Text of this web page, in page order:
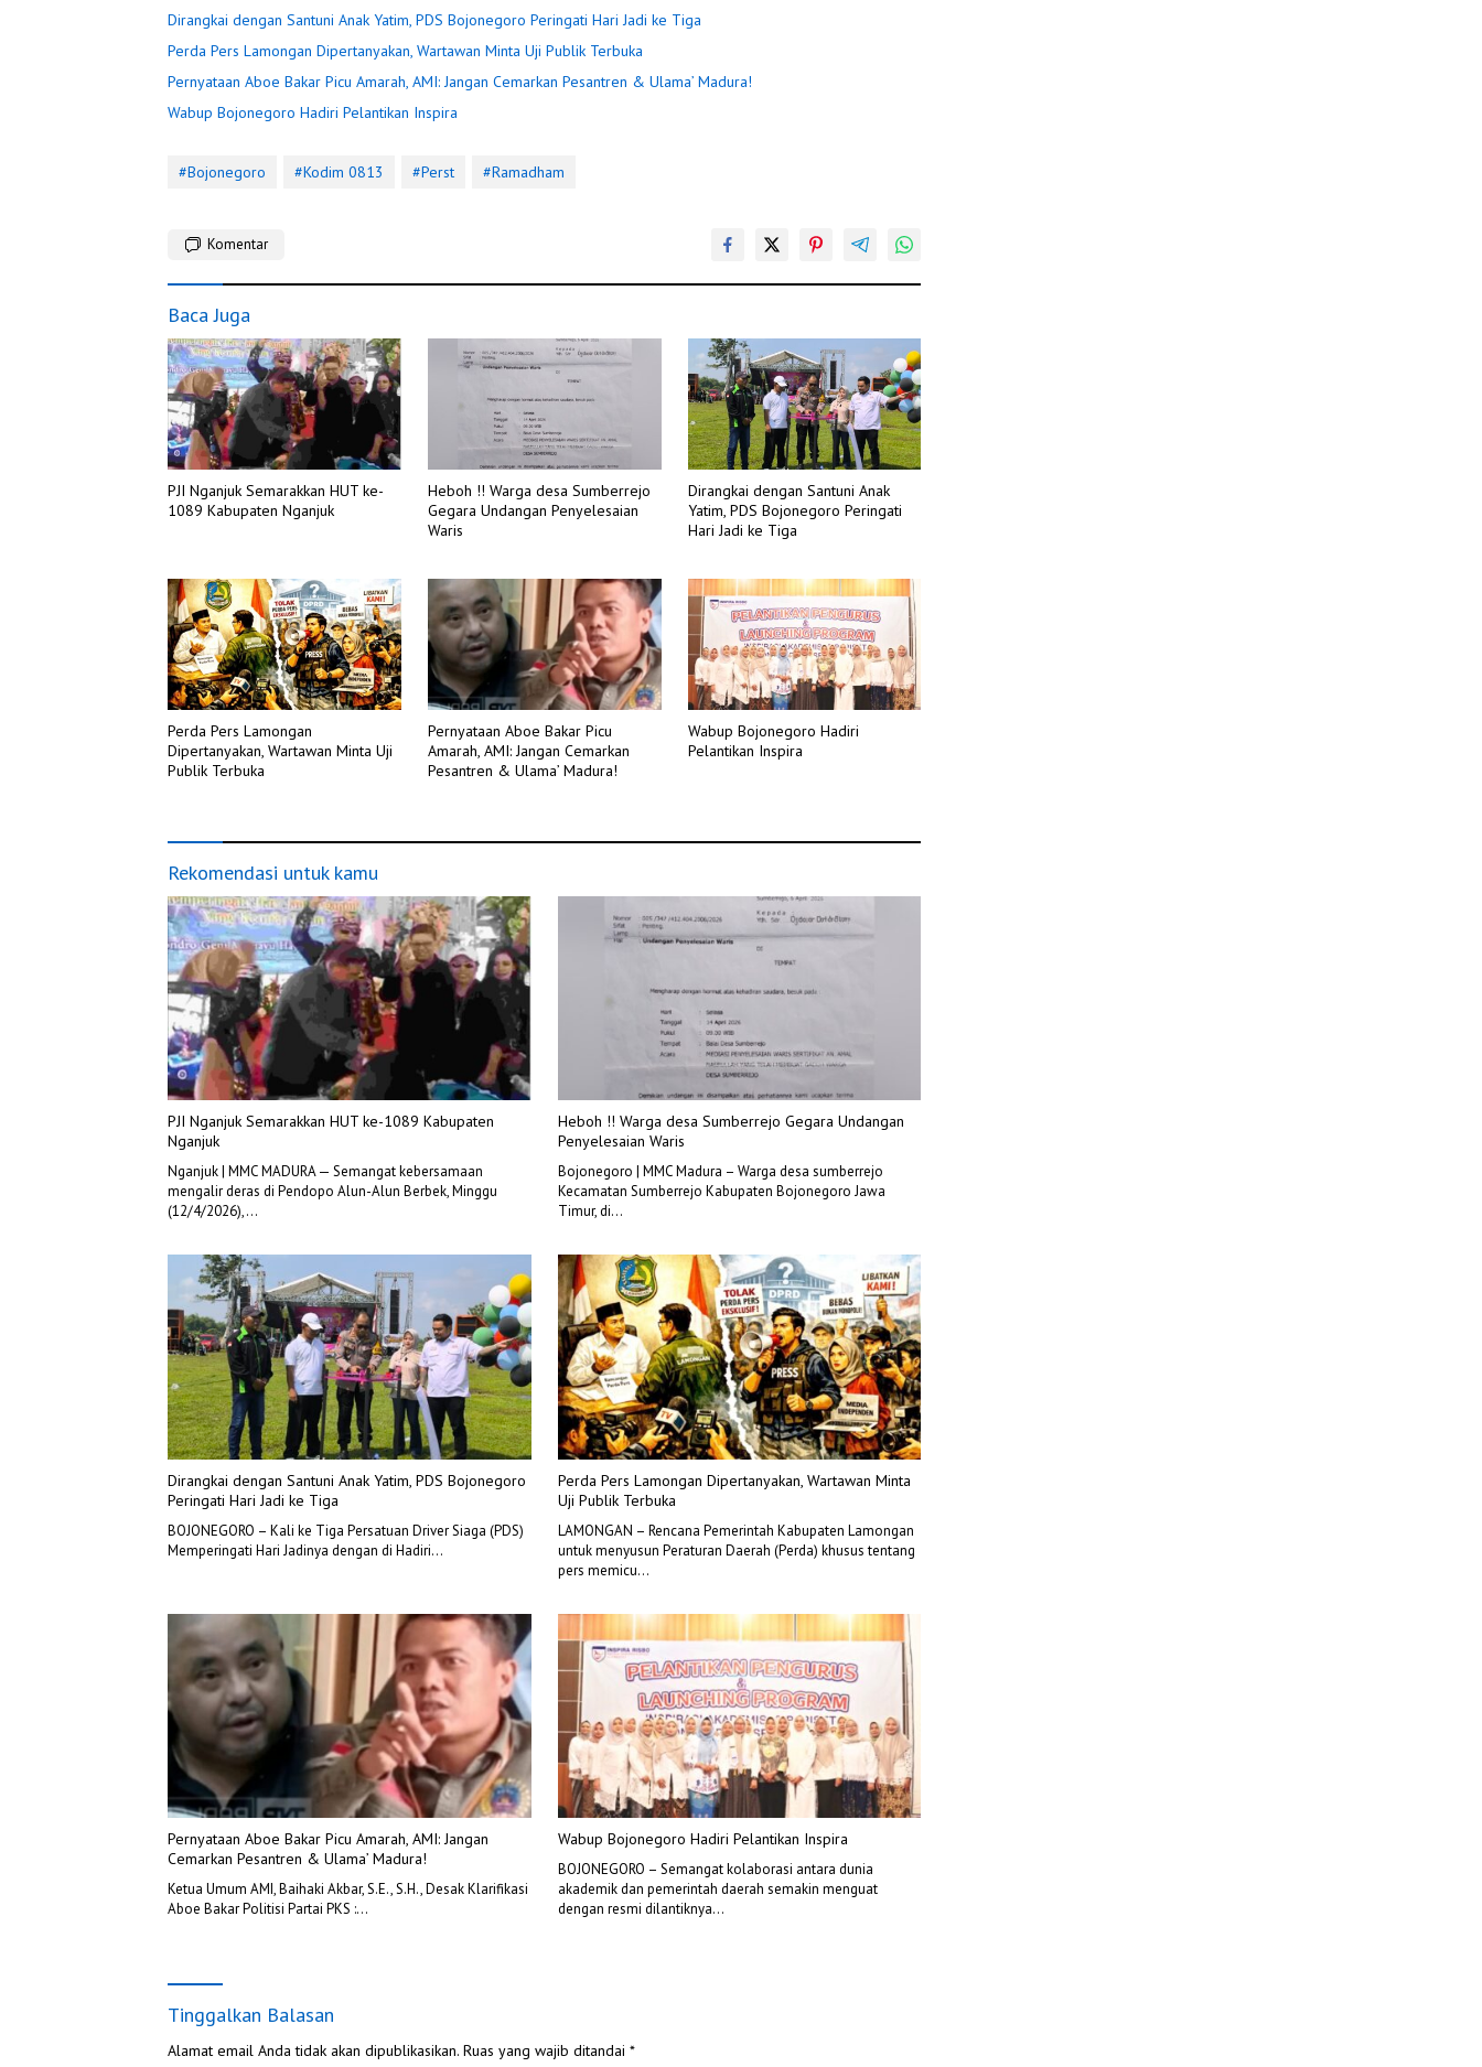
Dirangkai dengan Santuni Anak Yatim, PDS Bojonegoro Peringati Hari Jadi ke Tiga
Perda Pers Lamongan Dipertanyakan, Wartawan Minta Uji Publik Terbuka
Pernyataan Aboe Bakar Picu Amarah, AMI: Jangan Cemarkan Pesantren & Ulama’ Madura!
Wabup Bojonegoro Hadiri Pelantikan Inspira
#Bojonegoro #Kodim 0813 #Perst #Ramadham
Komentar
Baca Juga
PJI Nganjuk Semarakkan HUT ke-
1089 Kabupaten Nganjuk
Heboh !! Warga desa Sumberrejo
Gegara Undangan Penyelesaian
Waris
Dirangkai dengan Santuni Anak
Yatim, PDS Bojonegoro Peringati
Hari Jadi ke Tiga
Perda Pers Lamongan
Dipertanyakan, Wartawan Minta Uji
Publik Terbuka
Pernyataan Aboe Bakar Picu
Amarah, AMI: Jangan Cemarkan
Pesantren & Ulama’ Madura!
Wabup Bojonegoro Hadiri
Pelantikan Inspira
Rekomendasi untuk kamu
PJI Nganjuk Semarakkan HUT ke-1089 Kabupaten
Nganjuk
Nganjuk | MMC MADURA — Semangat kebersamaan
mengalir deras di Pendopo Alun-Alun Berbek, Minggu
(12/4/2026),…
Heboh !! Warga desa Sumberrejo Gegara Undangan
Penyelesaian Waris
Bojonegoro | MMC Madura – Warga desa sumberrejo
Kecamatan Sumberrejo Kabupaten Bojonegoro Jawa
Timur, di…
Dirangkai dengan Santuni Anak Yatim, PDS Bojonegoro
Peringati Hari Jadi ke Tiga
BOJONEGORO – Kali ke Tiga Persatuan Driver Siaga (PDS)
Memperingati Hari Jadinya dengan di Hadiri…
Perda Pers Lamongan Dipertanyakan, Wartawan Minta
Uji Publik Terbuka
LAMONGAN – Rencana Pemerintah Kabupaten Lamongan
untuk menyusun Peraturan Daerah (Perda) khusus tentang
pers memicu…
Pernyataan Aboe Bakar Picu Amarah, AMI: Jangan
Cemarkan Pesantren & Ulama’ Madura!
Ketua Umum AMI, Baihaki Akbar, S.E., S.H., Desak Klarifikasi
Aboe Bakar Politisi Partai PKS :…
Wabup Bojonegoro Hadiri Pelantikan Inspira
BOJONEGORO – Semangat kolaborasi antara dunia
akademik dan pemerintah daerah semakin menguat
dengan resmi dilantiknya…
Tinggalkan Balasan
Alamat email Anda tidak akan dipublikasikan. Ruas yang wajib ditandai *